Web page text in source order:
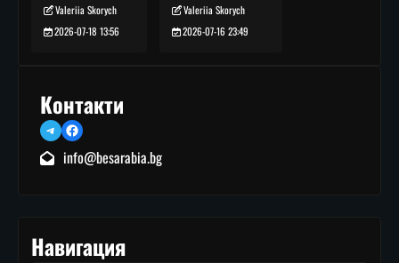
Valeriia Skorych
2026-07-18 13:56
Valeriia Skorych
2026-07-16 23:49
Контакти
TelegramFacebook
info@besarabia.bg
Навигация